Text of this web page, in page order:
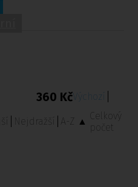
360 KčVýchozí
Nejdražší A-Z ▲
Celkový
počet